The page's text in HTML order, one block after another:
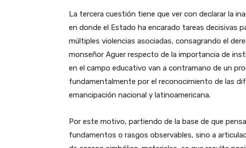
La tercera cuestión tiene que ver con declarar la
en donde el Estado ha encarado tareas decisivas
múltiples violencias asociadas, consagrando el
monseñor Aguer respecto de la importancia de
en el campo educativo van a contramano de un
fundamentalmente por el reconocimiento de las
emancipación nacional y latinoamericana.
Por este motivo, partiendo de la base de que
fundamentos o rasgos observables, sino a